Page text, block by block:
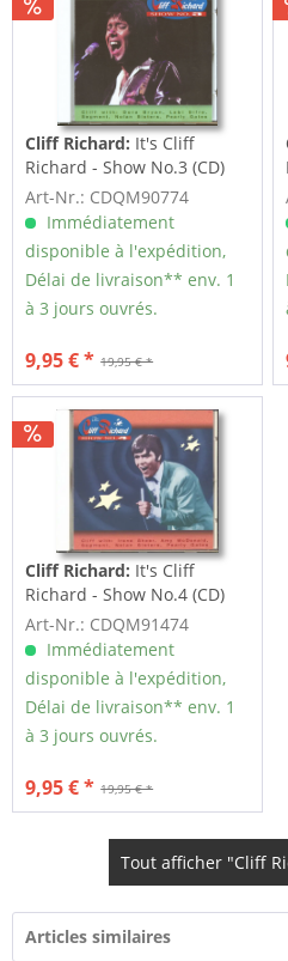
Cliff Richard: It's Cliff
Richard - Show No.3 (CD)
Art-Nr.: CDQM90774
Immédiatement
disponible à l'expédition,
Délai de livraison** env. 1
à 3 jours ouvrés.
19,95 € *
9,95 € *
Cliff Richard: It's Cliff
Richard - Show No.4 (CD)
Art-Nr.: CDQM91474
Immédiatement
disponible à l'expédition,
Délai de livraison** env. 1
à 3 jours ouvrés.
19,95 € *
9,95 € *
Tout afficher "Cliff
Articles similaires